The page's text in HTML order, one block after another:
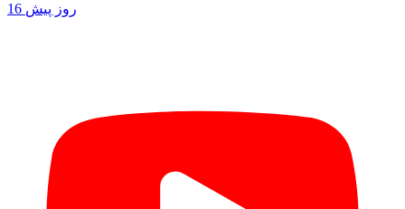
16 روز پیش